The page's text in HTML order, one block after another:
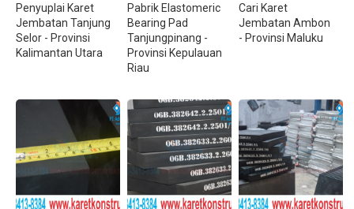
Penyuplai Karet
Jembatan Tanjung
Selor - Provinsi
Kalimantan Utara
Pabrik Elastomeric
Bearing Pad
Tanjungpinang -
Provinsi Kepulauan
Riau
Cari Karet
Jembatan Ambon
- Provinsi Maluku